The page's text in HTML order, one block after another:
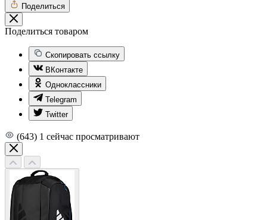
Поделиться
Поделиться товаром
Скопировать ссылку
ВКонтакте
Одноклассники
Telegram
Twitter
(643) 1 сейчас просматривают